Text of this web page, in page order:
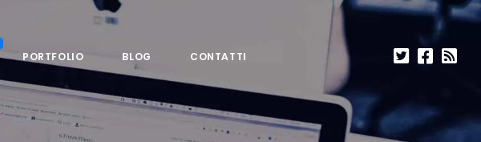
PORTFOLIO BLOG CONTATTI